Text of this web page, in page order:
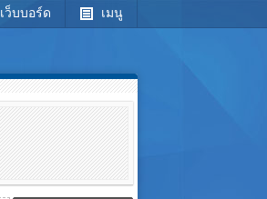
เว็บบอร์ด เมนู